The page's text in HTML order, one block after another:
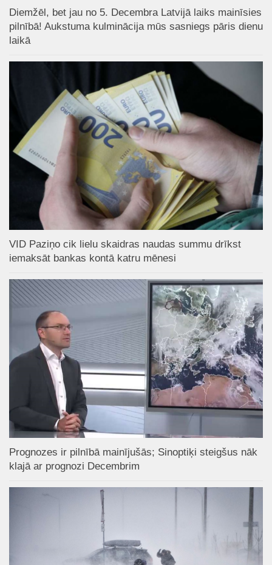
Diemžēl, bet jau no 5. Decembra Latvijā laiks mainīsies
pilnībā! Aukstuma kulminācija mūs sasniegs pāris dienu
laikā
VID Paziņo cik lielu skaidras naudas summu drīkst
iemaksāt bankas kontā katru mēnesi
Prognozes ir pilnībā mainījušās; Sinoptiķi steigšus nāk
klajā ar prognozi Decembrim